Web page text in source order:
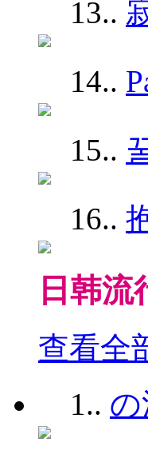
13..
14..
15..
16..
日韩流
查看全
1..